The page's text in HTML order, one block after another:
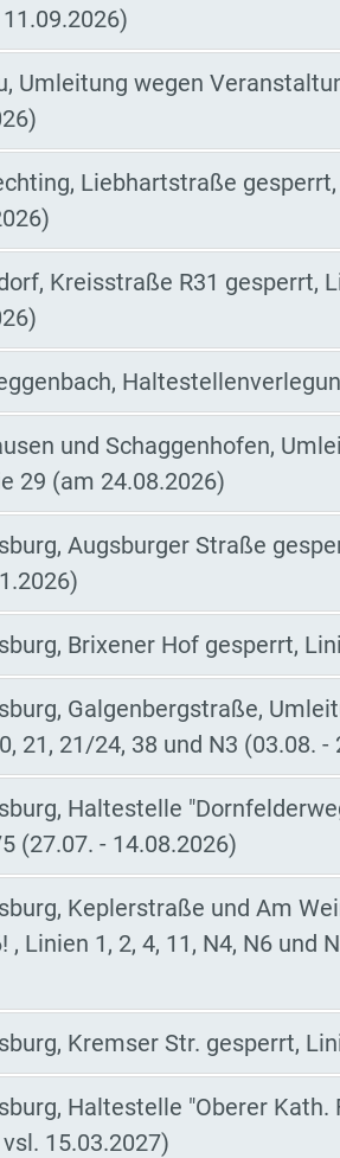
Umleitung wegen
Liebhartstraße gesperrt,
Kreisstraße R31 gesperrt,
und Schaggenhofen,
29 (am 24.08.2026)
Augsburger Straße
Brixener Hof gesperrt,
Galgenbergstraße,
21, 21/24, 38 und N3 (03.08. -
Haltestelle
(27.07. - 14.08.2026)
Keplerstraße und Am
, Linien 1, 2, 4, 11, N4, N6 und
Kremser Str. gesperrt,
Haltestelle "Oberer
15.03.2027)